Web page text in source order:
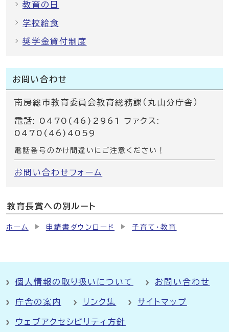
教育の日
学校給食
奨学金貸付制度
お問い合わせ
南房総市教育委員会教育総務課（丸山分庁舎）
電話: 0470(46)2961 ファクス:
0470(46)4059
電話番号のかけ間違いにご注意ください！
お問い合わせフォーム
教育長賞への別ルート
ホーム 申請書ダウンロード 子育て・教育
個人情報の取り扱いについて お問い合わせ
庁舎の案内 リンク集 サイトマップ
ウェブアクセシビリティ方針